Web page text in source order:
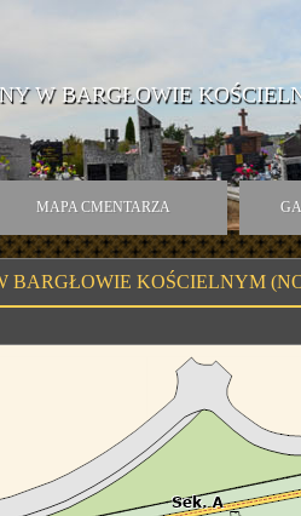
W BARGŁOWIE
MAPA CMENTARZA
BARGŁOWIE KOŚCIELNYM